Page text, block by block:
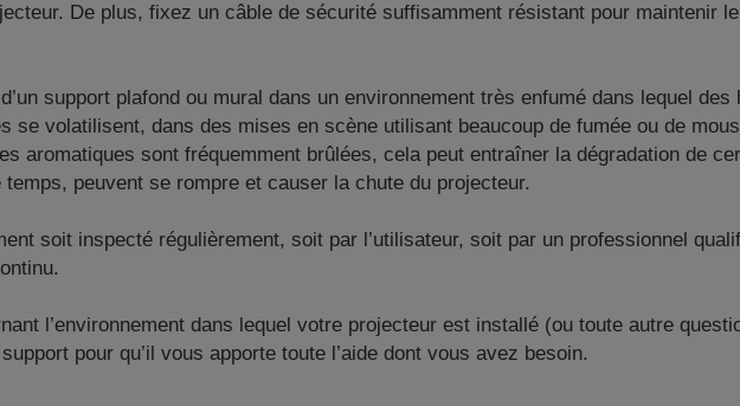
De plus, fixez un câble de sécurité suffisamment résistant pour maintenir
support plafond ou mural dans un environnement très enfumé dans lequel des
se volatilisent, dans des mises en scène utilisant beaucoup de fumée ou de
aromatiques sont fréquemment brûlées, cela peut entraîner la dégradation de
peuvent se rompre et causer la chute du projecteur.
soit inspecté régulièrement, soit par l’utilisateur, soit par un professionnel
l’environnement dans lequel votre projecteur est installé (ou toute autre
pour qu’il vous apporte toute l’aide dont vous avez besoin.